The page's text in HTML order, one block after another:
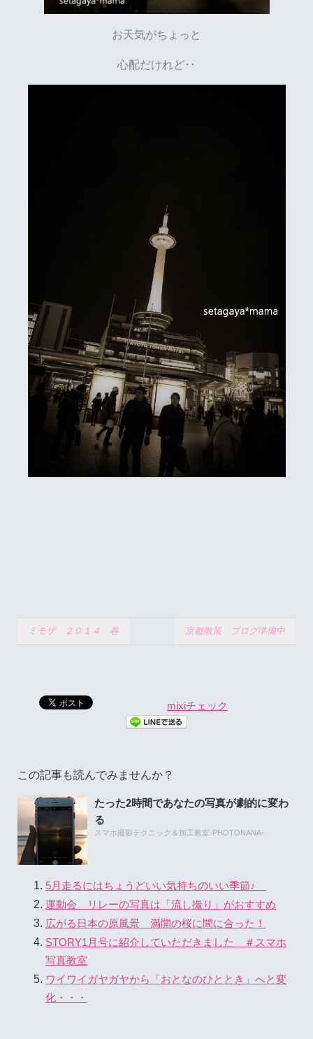
お天気がちょっと
心配だけれど‥
ミモザ ２０１４ 春 京都散策 ブログ準備中
mixiチェック
この記事も読んでみませんか？
たった2時間であなたの写真が劇的に変わ
る
スマホ撮影テクニック＆加工教室-PHOTONANA-
5月走るにはちょうどいい気持ちのいい季節♪
運動会 リレーの写真は「流し撮り」がおすすめ
広がる日本の原風景 満開の桜に間に合った！
STORY1月号に紹介していただきました ＃スマホ
写真教室
ワイワイガヤガヤから「おとなのひととき」へと変
化・・・